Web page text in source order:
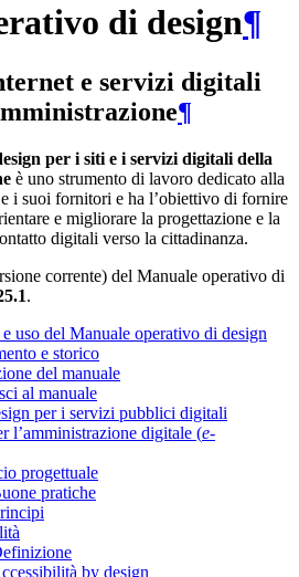
di design¶
e servizi digitali
¶
per i siti e i servizi digitali della
è uno strumento di lavoro dedicato alla
i suoi fornitori e ha l’obiettivo di fornire
e migliorare la progettazione e la
digitali verso la cittadinanza.
corrente) del Manuale operativo di
.
uso del Manuale operativo di design
e storico
del manuale
al manuale
per i servizi pubblici digitali
l’amministrazione digitale (e-
progettuale
pratiche
by design